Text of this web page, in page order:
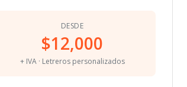
DESDE
$12,000
+ IVA · Letreros personalizados